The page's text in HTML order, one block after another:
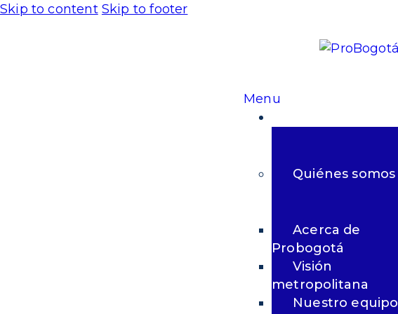
Skip to content Skip to footer
Menu
Quiénes somos
Acerca de
Probogotá
Visión
metropolitana
Nuestro equipo